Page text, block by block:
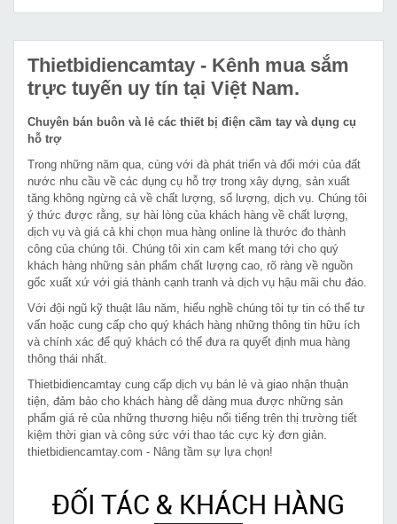
Thietbidiencamtay - Kênh mua sắm
trực tuyến uy tín tại Việt Nam.
Chuyên bán buôn và lẻ các thiết bị điện cầm tay và dụng cụ
hỗ trợ
Trong những năm qua, cùng với đà phát triển và đổi mới của đất
nước nhu cầu về các dụng cụ hỗ trợ trong xây dựng, sản xuất
tăng không ngừng cả về chất lượng, số lượng, dịch vụ. Chúng tôi
ý thức được rằng, sự hài lòng của khách hàng về chất lượng,
dịch vụ và giá cả khi chọn mua hàng online là thước đo thành
công của chúng tôi. Chúng tôi xin cam kết mang tới cho quý
khách hàng những sản phẩm chất lượng cao, rõ ràng về nguồn
gốc xuất xứ với giá thành cạnh tranh và dịch vụ hậu mãi chu đáo.
Với đội ngũ kỹ thuật lâu năm, hiểu nghề chúng tôi tự tin có thể tư
vấn hoặc cung cấp cho quý khách hàng những thông tin hữu ích
và chính xác để quý khách có thể đưa ra quyết định mua hàng
thông thái nhất.
Thietbidiencamtay cung cấp dịch vụ bán lẻ và giao nhận thuận
tiện, đảm bảo cho khách hàng dễ dàng mua được những sản
phẩm giá rẻ của những thương hiệu nổi tiếng trên thị trường tiết
kiệm thời gian và công sức với thao tác cực kỳ đơn giản.
thietbidiencamtay.com - Nâng tầm sự lựa chọn!
ĐỐI TÁC & KHÁCH HÀNG